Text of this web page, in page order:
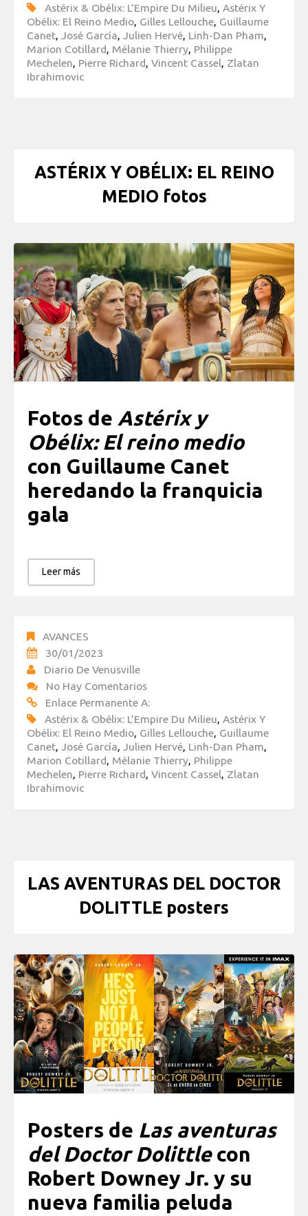
Astérix & Obélix: L’Empire Du Milieu Astérix Y
Obélix: El Reino Medio Gilles Lellouche Guillaume
Canet
José García Julien Hervé Linh-Dan Pham
Marion Cotillard Mélanie Thierry Philippe
Mechelen Pierre Richard Vincent Cassel Zlatan
Ibrahimovic
ASTÉRIX Y OBÉLIX: EL REINO
MEDIO fotos
Fotos de Astérix y
Obélix: El reino medio
con Guillaume Canet
heredando la franquicia
gala
Leer más
AVANCES
30/01/2023
Diario De Venusville
No Hay Comentarios
Enlace Permanente A:
Astérix & Obélix: L’Empire Du Milieu, Astérix Y
Obélix: El Reino Medio, Gilles Lellouche, Guillaume
Canet, José García, Julien Hervé, Linh-Dan Pham,
Marion Cotillard, Mélanie Thierry, Philippe
Mechelen, Pierre Richard, Vincent Cassel, Zlatan
Ibrahimovic
LAS AVENTURAS DEL DOCTOR
DOLITTLE posters
Posters de Las aventuras
del Doctor Dolittlecon
Robert Downey Jr. y su
nueva familia peluda